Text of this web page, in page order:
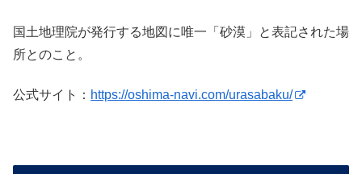
国土地理院が発行する地図に唯一「砂漠」と表記された場
所とのこと。
公式サイト： https://oshima-navi.com/urasabaku/